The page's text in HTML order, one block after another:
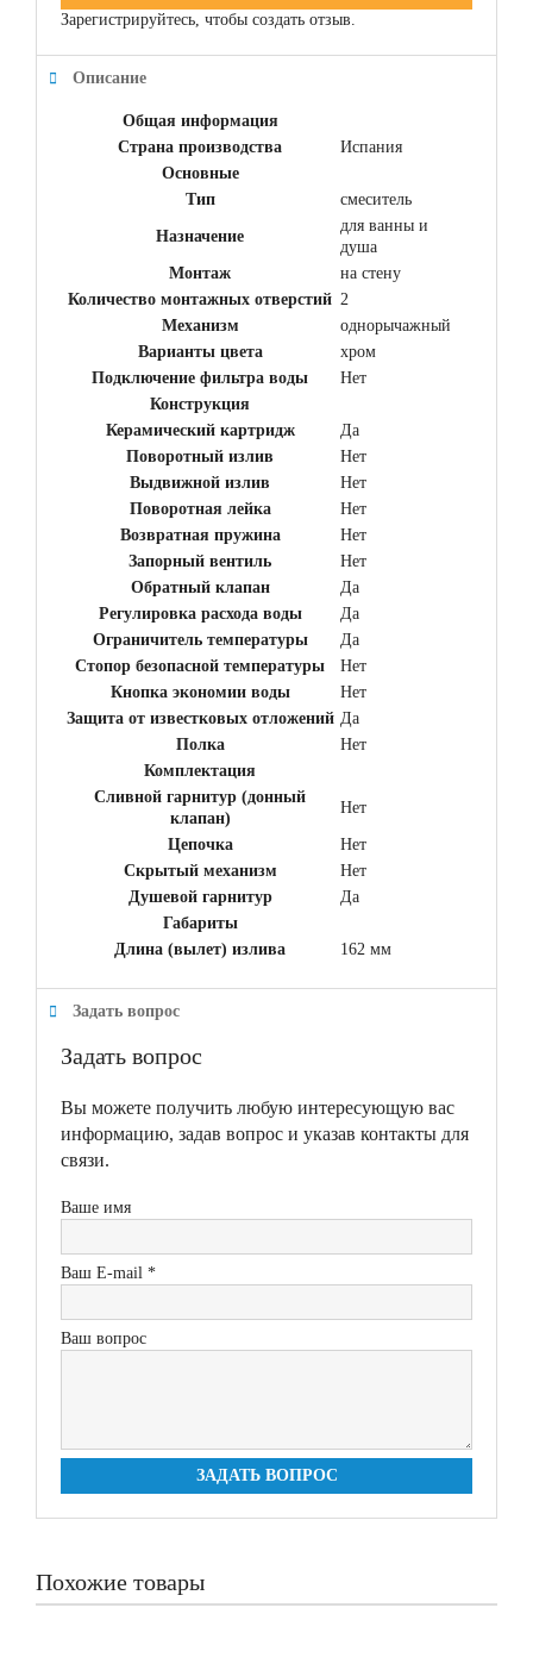
Зарегистрируйтесь, чтобы создать отзыв.
Описание
Общая информация
Страна производства
Испания
Основные
Тип
смеситель
Назначение
для ванны и
душа
Монтаж
на стену
Количество монтажных отверстий 2
Механизм
однорычажный
Варианты цвета
хром
Подключение фильтра воды
Нет
Конструкция
Керамический картридж
Да
Поворотный излив
Нет
Выдвижной излив
Нет
Поворотная лейка
Нет
Возвратная пружина
Нет
Запорный вентиль
Нет
Обратный клапан
Да
Регулировка расхода воды
Да
Ограничитель температуры
Да
Стопор безопасной температуры
Нет
Кнопка экономии воды
Нет
Защита от известковых отложений Да
Полка
Нет
Комплектация
Сливной гарнитур (донный
клапан)
Нет
Цепочка
Нет
Скрытый механизм
Нет
Душевой гарнитур
Да
Габариты
Длина (вылет) излива
162 мм
Задать вопрос
Задать вопрос
Вы можете получить любую интересующую вас
информацию, задав вопрос и указав контакты для
связи.
Ваше имя
Ваш E-mail *
Ваш вопрос
ЗАДАТЬ ВОПРОС
Похожие товары